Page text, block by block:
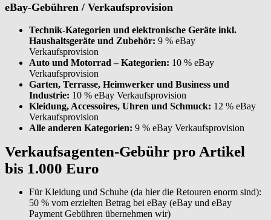
eBay-Gebühren / Verkaufsprovision
Technik-Kategorien und elektronische Geräte inkl.
Haushaltsgeräte und Zubehör: 9 % eBay
Verkaufsprovision
Auto und Motorrad – Kategorien: 10 % eBay
Verkaufsprovision
Garten, Terrasse, Heimwerker und Business und
Industrie: 10 % eBay Verkaufsprovision
Kleidung, Accessoires, Uhren und Schmuck: 12 % eBay
Verkaufsprovision
Alle anderen Kategorien: 9 % eBay Verkaufsprovision
Verkaufsagenten-Gebühr pro Artikel
bis 1.000 Euro
Für Kleidung und Schuhe (da hier die Retouren enorm sind):
50 % vom erzielten Betrag bei eBay (eBay und eBay
Payment Gebühren übernehmen wir)